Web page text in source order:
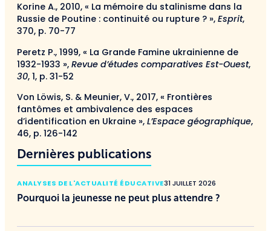
Korine A., 2010, « La mémoire du stalinisme dans la
Russie de Poutine : continuité ou rupture ? », Esprit,
370, p. 70-77
Peretz P., 1999, « La Grande Famine ukrainienne de
1932-1933 », Revue d’études comparatives Est-Ouest,
30, 1, p. 31-52
Von Löwis, S. & Meunier, V., 2017, « Frontières
fantômes et ambivalence des espaces
d’identification en Ukraine », L’Espace géographique,
46, p. 126-142
Dernières publications
ANALYSES DE L'ACTUALITÉ ÉDUCATIVE31 JUILLET 2026
Pourquoi la jeunesse ne peut plus attendre ?